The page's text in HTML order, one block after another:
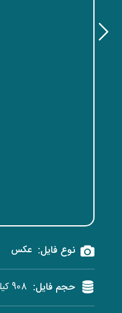
نوع فایل: عکس
حجم فایل: 908 کیلوبایت